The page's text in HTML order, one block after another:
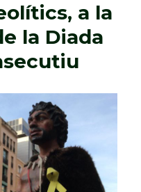
a la
la Diada